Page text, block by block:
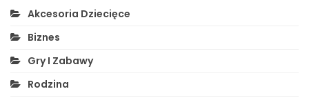
Akcesoria Dziecięce
Biznes
Gry I Zabawy
Rodzina